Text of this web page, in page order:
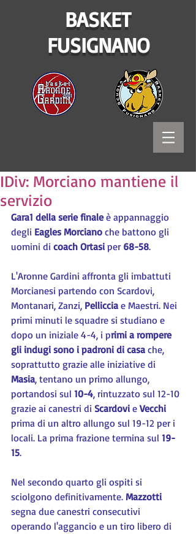
BASKET
FUSIGNANO
IDiv: Morciano mantiene il
servizio
Gara1 della serie finale è appannaggio
degli Eagles Morciano che battono gli
uomini di coach Ortasi per 68-58.
L'Aronne Gardini affronta gli imbattuti
Morcianesi partendo con Scardovi,
Montanari, Zanzi, Pelliccia e Maestri. Nei
primi minuti le squadre si studiano e
dopo un iniziale 4-4, i primi a rompere
gli indugi sono i padroni di casa che,
soprattutto grazie alle iniziative di
Masia, tentano un primo allungo,
portandosi sul 10-4, rintuzzato sul 12-10
grazie ai canestri di Scardovi e Vecchi
prima di un altro allungo sul 19-12 per i
locali. La prima frazione termina sul 19-
15.
Nel secondo quarto gli ospiti si
sciolgono definitivamente. Mazzotti
segna due canestri consecutivi
operando l'aggancio e un tiro libero di